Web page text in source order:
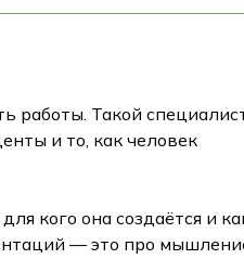
работы. Такой
и то, как человек
кого она создаётся и
— это про